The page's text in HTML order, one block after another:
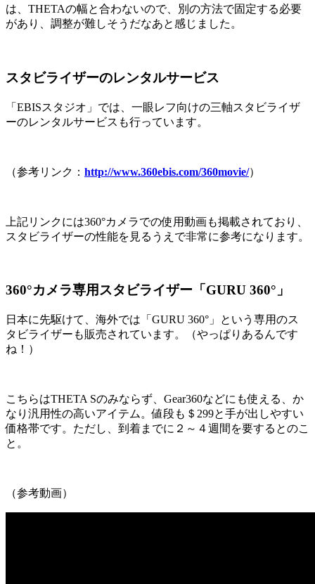
は、THETAの幅と合わないので、別の方法で固定する必要
があり、調整が難しそうだなあと感じました。
スタビライザーのレンタルサービス
「EBISスタジオ」では、一眼レフ向けの三軸スタビライザ
ーのレンタルサービスも行っています。
（参考リンク： http://www.360ebis.com/360movie/）
上記リンクには360°カメラでの使用動画も掲載されており、
スタビライザーの性能を見るうえで非常に参考になります。
360°カメラ専用スタビライザー「GURU 360°」
日本に先駆けて、海外では「GURU 360°」という専用のス
タビライザーも販売されています。（やっぱりあるんです
ね！）
こちらはTHETA Sのみならず、Gear360などにも使える、か
なり汎用性の高いアイテム。値段も＄299と手が出しやすい
価格帯です。ただし、到着までに２～４週間を要するとのこ
と。
（参考動画）